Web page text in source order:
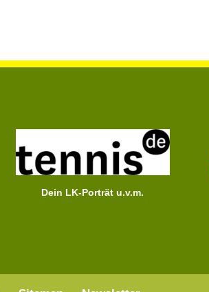
Dein LK-Porträt u.v.m.